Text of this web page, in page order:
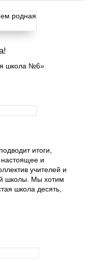
школа №6»
итоги,
и
учителей и
школы. Мы хотим
школа десять,